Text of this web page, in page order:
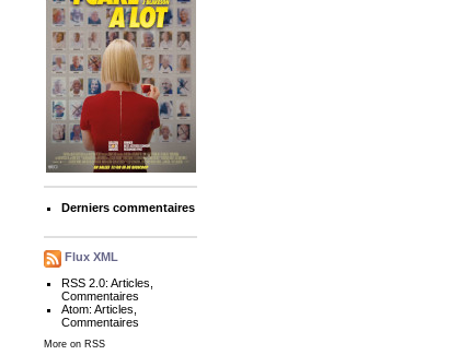
Derniers commentaires
Flux XML
RSS 2.0:Articles,
Commentaires
Atom:Articles,
Commentaires
More on RSS